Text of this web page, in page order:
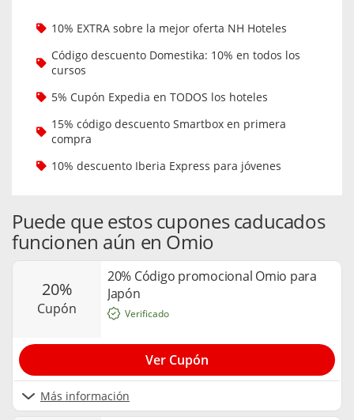
10% EXTRA sobre la mejor oferta NH Hoteles
Código descuento Domestika: 10% en todos los
cursos
5% Cupón Expedia en TODOS los hoteles
15% código descuento Smartbox en primera
compra
10% descuento Iberia Express para jóvenes
Puede que estos cupones caducados
funcionen aún en Omio
20%
cupón
20% Código promocional Omio para
Japón
Más información
Verificado
Ver Cupón